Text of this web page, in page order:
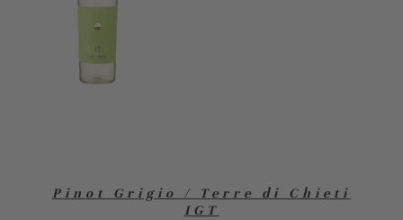
Pinot Grigio / Terre di Chieti
IGT